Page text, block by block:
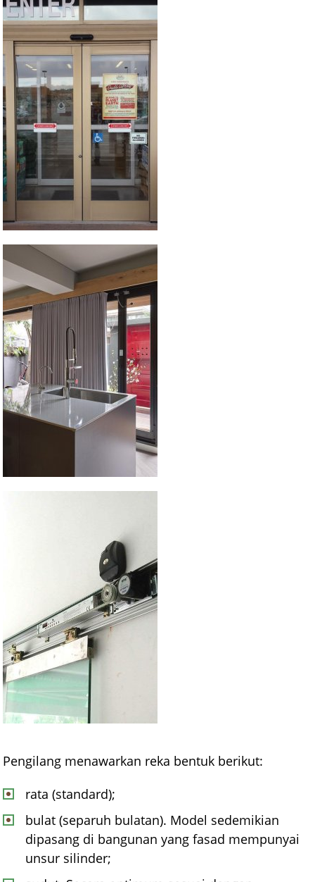
Pengilang menawarkan reka bentuk berikut:
rata (standard);
bulat (separuh bulatan). Model sedemikian
dipasang di bangunan yang fasad mempunyai
unsur silinder;